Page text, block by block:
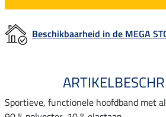
Beschikbaarheid in de MEGA
Sportieve, functionele hoofdband met